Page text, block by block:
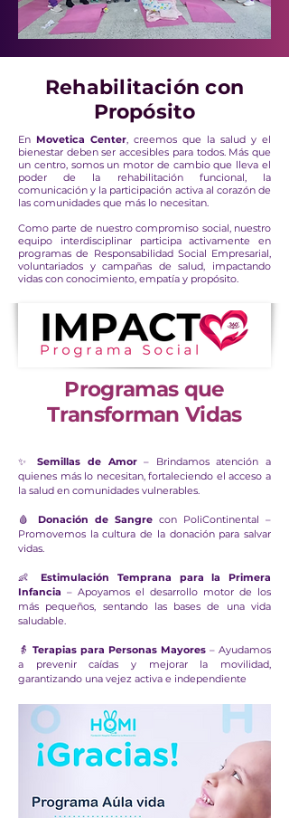
Rehabilitación con
Propósito
En Movetica Center, creemos que la salud y el
bienestar deben ser accesibles para todos. Más que
un centro, somos un motor de cambio que lleva el
poder de la rehabilitación funcional, la
comunicación y la participación activa al corazón de
las comunidades que más lo necesitan.
Como parte de nuestro compromiso social, nuestro
equipo interdisciplinar participa activamente en
programas de Responsabilidad Social Empresarial,
voluntariados y campañas de salud, impactando
vidas con conocimiento, empatía y propósito.
Programas que
Transforman Vidas
✨Semillas de Amor– Brindamos atención a
quienes más lo necesitan, fortaleciendo el acceso a
la salud en comunidades vulnerables.
🩸 Donación de Sangre con PoliContinental –
Promovemos la cultura de la donación para salvar
vidas.
👶
Estimulación Temprana para la Primera
Infancia – Apoyamos el desarrollo motor de los
más pequeños, sentando las bases de una vida
saludable.
👵 Terapias para Personas Mayores – Ayudamos
a prevenir caídas y mejorar la movilidad,
garantizando una vejez activa e independiente